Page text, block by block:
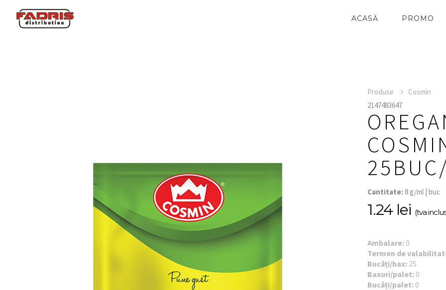
ACASĂ PROMO
Produse
Cosmin
2147483647
Cantitate: 8 g/ml | buc
1.24 lei (tva
Ambalare: 0
Termen de
Bucăți/bax: 25
Baxuri/palet: 0
Bucăți/palet: 0